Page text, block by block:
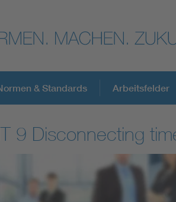
DKE
& Standards Arbeitsfelder
9 Disconnecting